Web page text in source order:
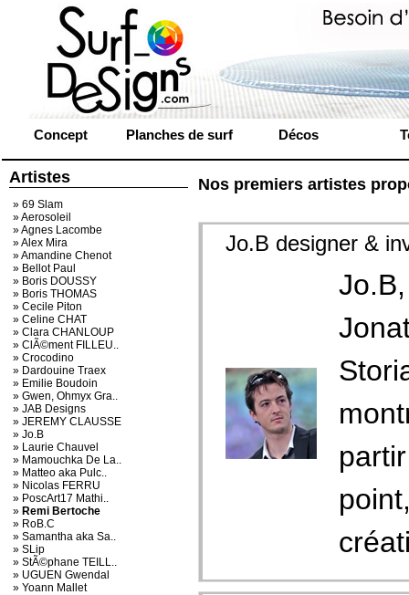
Concept Planches de surf Décos
Artistes
» 69 Slam
» Aerosoleil
» Agnes Lacombe
» Alex Mira
» Amandine Chenot
» Bellot Paul
» Boris DOUSSY
» Boris THOMAS
» Cecile Piton
» Celine CHAT
» Clara CHANLOUP
» ClÃ©ment FILLEU..
» Crocodino
» Dardouine Traex
» Emilie Boudoin
» Gwen, Ohmyx Gra..
» JAB Designs
» JEREMY CLAUSSE
» Jo.B
» Laurie Chauvel
» Mamouchka De La..
» Matteo aka Pulc..
» Nicolas FERRU
» PoscArt17 Mathi..
» Remi Bertoche
» RoB.C
» Samantha aka Sa..
» SLip
» StÃ©phane TEILL..
» UGUEN Gwendal
» Yoann Mallet
Nos premiers artistes
Jo.B designer &